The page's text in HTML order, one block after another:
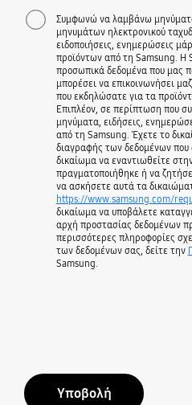
Συμφωνώ να λαμβάνω
μηνυμάτων ηλεκτρονικού
ειδοποιήσεις, ενημερώσεις
προϊόντων από τη Samsung. Η
προσωπικά δεδομένα που μας
μπορέσει να επικοινωνήσει
που εκδηλώσατε για τα
Επιπλέον, σε περίπτωση που
μηνύματα, ειδήσεις,
από τη Samsung. Έχετε το
διαγραφής των δεδομένων
δικαίωμα να εναντιωθείτε
πραγματοποιήθηκε ή να
να ασκήσετε αυτά τα
https://www.samsung.com/
δικαίωμα να υποβάλετε
αρχή προστασίας δεδομένων
περισσότερες πληροφορίες
των δεδομένων σας, δείτε την
Samsung.
Υποβολή